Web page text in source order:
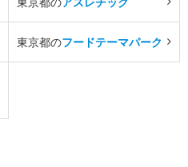
東京都のフードテーマパーク